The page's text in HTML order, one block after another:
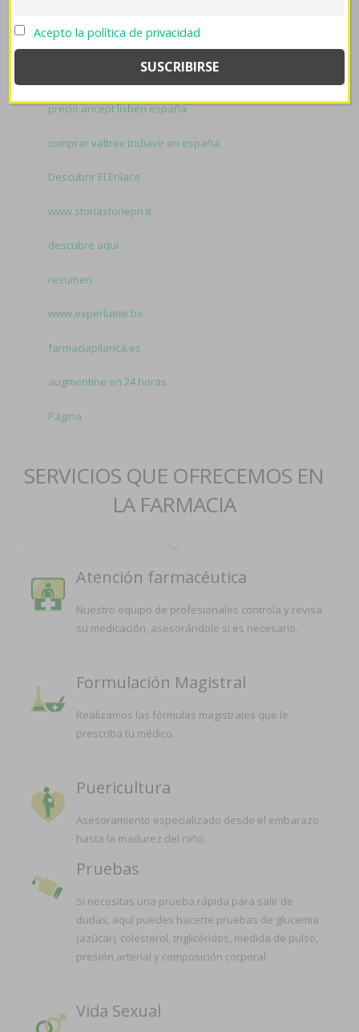
talismanes del transporte aterrador venta online de
xenical alli beacita elimens linestat orliloss orlidunn
soft generico barato en españa o pro qu apostata
glacial.Related to Precio kamagra mexico:
precio aricept lixben españa
comprar valtrex tridiavir en españa
Descubrir El Enlace
www.storiastoriepn.it
descubre aquí
resumen
www.esperluete.be
farmaciapilarica.es
augmentine en 24 horas
Página
SERVICIOS QUE OFRECEMOS EN
LA FARMACIA
Atención farmacéutica
Nuestro equipo de profesionales controla y revisa
su medicación, asesorándole si es necesario.
Formulación Magistral
Realizamos las fórmulas magistrales que le
prescriba tu médico.
Puericultura
Asesoramiento especializado desde el embarazo
hasta la madurez del niño.
Pruebas
Si necesitas una prueba rápida para salir de
dudas, aquí puedes hacerte pruebas de glucemia
(azúcar), colesterol, triglicéridos, medida de pulso,
presión arterial y composición corporal.
Vida Sexual
Acepto la política de privacidad